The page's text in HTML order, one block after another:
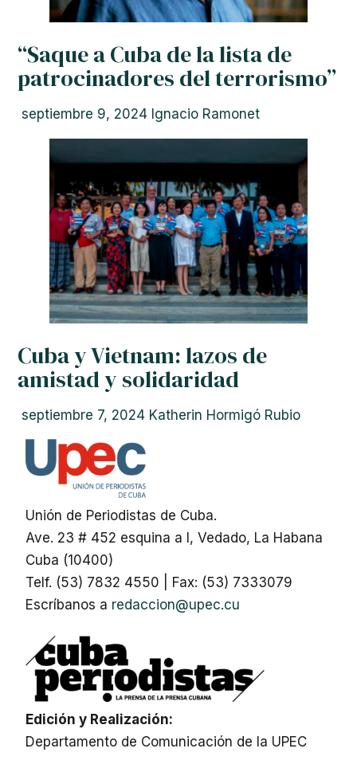
“Saque a Cuba de la lista de
patrocinadores del terrorismo”
septiembre 9, 2024 Ignacio Ramonet
Cuba y Vietnam: lazos de
amistad y solidaridad
septiembre 7, 2024 Katherin Hormigó Rubio
Unión de Periodistas de Cuba.
Ave. 23 # 452 esquina a I, Vedado, La Habana
Cuba (10400)
Telf. (53) 7832 4550 | Fax: (53) 7333079
Escríbanos a redaccion@upec.cu
Edición y Realización:
Departamento de Comunicación de la UPEC